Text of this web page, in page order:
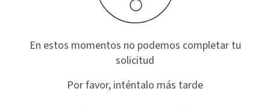
En estos momentos no podemos completar tu
solicitud
Por favor, inténtalo más tarde